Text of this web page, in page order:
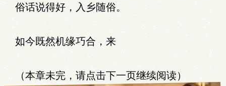
俗话说得好，入乡随俗。
如今既然机缘巧合，来
（本章未完，请点击下一页继续阅读）